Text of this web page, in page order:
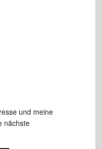
und meine
nächste